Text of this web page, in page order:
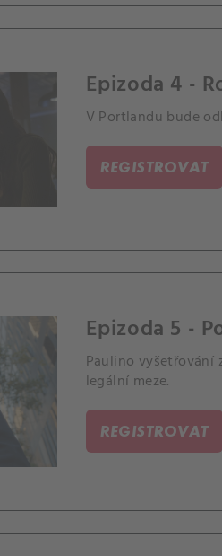
Epizoda 4 -
V Portlandu bude
REGISTROVAT
Epizoda 5 -
Paulino vyšetřování
legální meze.
REGISTROVAT